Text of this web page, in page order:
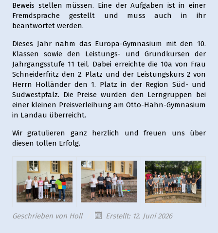
Beweis stellen müssen. Eine der Aufgaben ist in einer
Fremdsprache gestellt und muss auch in ihr
beantwortet werden.
Dieses Jahr nahm das Europa-Gymnasium mit den 10.
Klassen sowie den Leistungs- und Grundkursen der
Jahrgangsstufe 11 teil. Dabei erreichte die 10a von Frau
Schneiderfritz den 2. Platz und der Leistungskurs 2 von
Herrn Holländer den 1. Platz in der Region Süd- und
Südwestpfalz. Die Preise wurden den Lerngruppen bei
einer kleinen Preisverleihung am Otto-Hahn-Gymnasium
in Landau überreicht.
Wir gratulieren ganz herzlich und freuen uns über
diesen tollen Erfolg.
Geschrieben von Holl Erstellt: 12. Juni 2026